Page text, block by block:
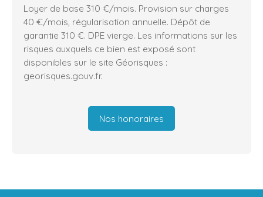
Loyer de base 310 €/mois. Provision sur charges
40 €/mois, régularisation annuelle. Dépôt de
garantie 310 €. DPE vierge. Les informations sur les
risques auxquels ce bien est exposé sont
disponibles sur le site Géorisques :
georisques.gouv.fr.
Nos honoraires